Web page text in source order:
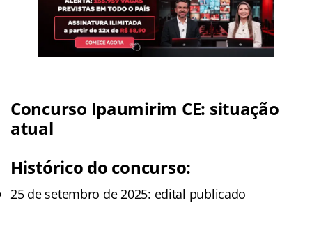
Concurso Ipaumirim CE: situação
atual
Histórico do concurso:
25 de setembro de 2025: edital publicado